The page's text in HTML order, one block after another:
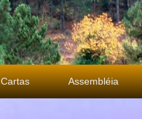
Cartas Assembléia